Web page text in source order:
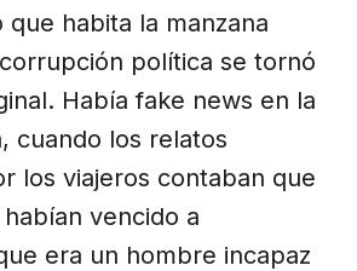
que habita la manzana
política se tornó
Había fake news en la
cuando los relatos
los viajeros contaban que
vencido a
era un hombre incapaz